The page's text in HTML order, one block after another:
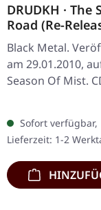
DRUDKH · The
Road (Re-
CD
Black Metal.
am 29.01.2010,
Season Of Mist.
Jewelcase, 12-
Booklet. "The
Road," das dritte
der…
Sofort verfügbar,
Lieferzeit: 1-2